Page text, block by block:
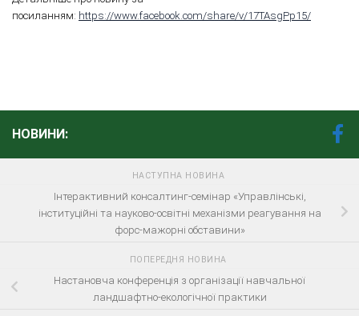
посиланням: https://www.facebook.com/share/v/17TAsgPp15/
НОВИНИ:
НАСТУПНА НОВИНА
Інтерактивний консалтинг-семінар «Управлінські,
інституційні та науково-освітні механізми реагування на
форс-мажорні обставини»
ПОПЕРЕДНЯ НОВИНА
Настановча конференція з організації навчальної
ландшафтно-екологічної практики